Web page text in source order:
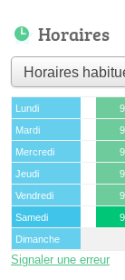
Horaires
Lundi
Mardi
Mercredi
Jeudi
Vendredi
Samedi
Dimanche
Signaler une erreur